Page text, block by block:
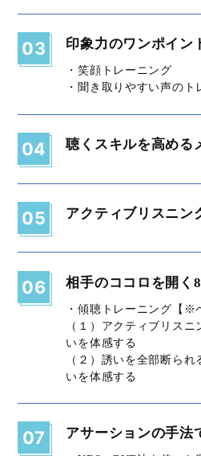
03 印象力のワンポイ
・笑顔トレーニング
・聞き取りやすい声のト
04 聴くスキルを高める
05 アクティブリスニン
06 相手のココロを開
・傾聴トレーニング【※
（１）アクティブリス
いを体感する
（２）誘いを全部断ら
いを体感する
07 アサーションの手法